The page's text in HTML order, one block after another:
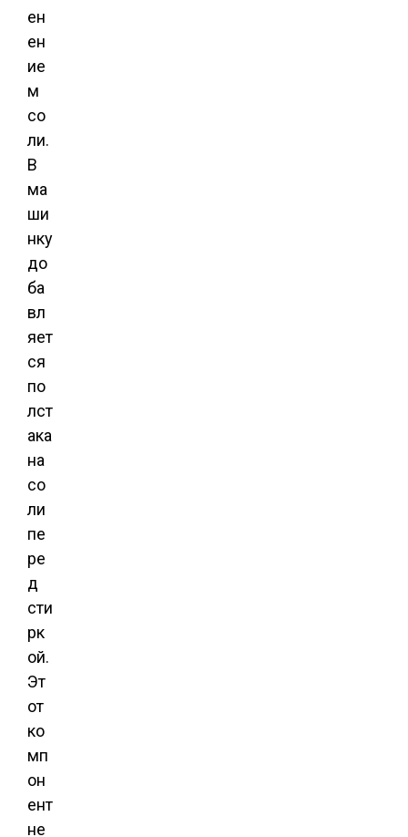
ен
ен
ие
м
со
ли.
В
ма
ши
нку
до
ба
вл
яет
ся
по
лст
ака
на
со
ли
пе
ре
д
сти
рк
ой.
Эт
от
ко
мп
он
ент
не